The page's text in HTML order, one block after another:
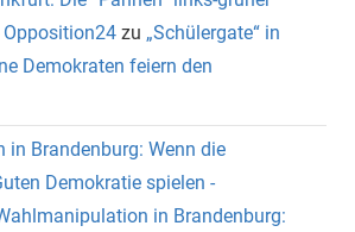
Opposition24 zu „Schülergate“ in
Demokraten feiern den
Brandenburg: Wenn die
Demokratie spielen -
in Brandenburg: